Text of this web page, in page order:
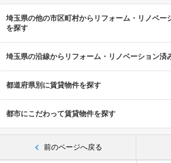
埼玉県の他の市区町村からリフォーム・リノベー
を探す
埼玉県の沿線からリフォーム・リノベーション済
都道府県別に賃貸物件を探す
都市にこだわって賃貸物件を探す
前のページへ戻る